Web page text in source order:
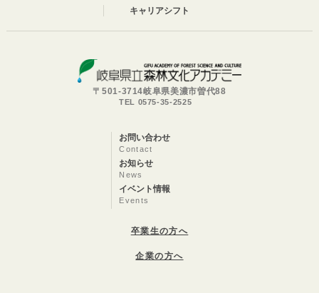
キャリアシフト
〒501-3714岐阜県美濃市曽代88
TEL 0575-35-2525
お問い合わせ
Contact
お知らせ
News
イベント情報
Events
卒業生の方へ
企業の方へ